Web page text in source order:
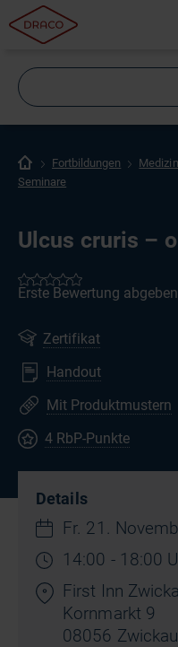
Fortbildungen
Seminare
Ulcus cruris –
Zertifikat
Handout
Mit Produktmustern
4 RbP-Punkte
Details
Fr. 21.
14:00 - 18:00
First Inn
Kornmarkt 9
08056 Zwickau